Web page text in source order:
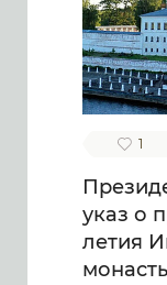
1
указ о
летия